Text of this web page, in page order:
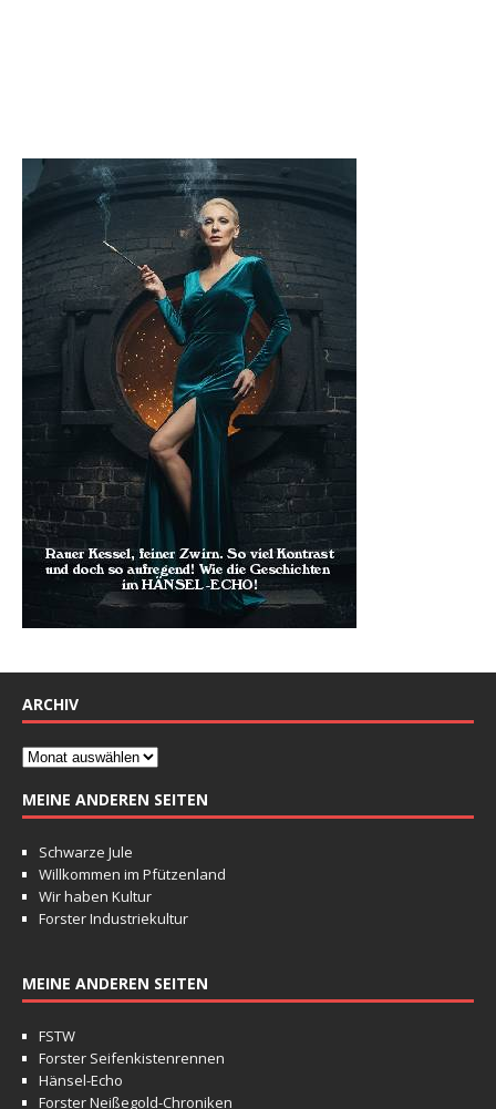
ARCHIV
MEINE ANDEREN SEITEN
Schwarze Jule
Willkommen im Pfützenland
Wir haben Kultur
Forster Industriekultur
MEINE ANDEREN SEITEN
FSTW
Forster Seifenkistenrennen
Hänsel-Echo
Forster Neißegold-Chroniken